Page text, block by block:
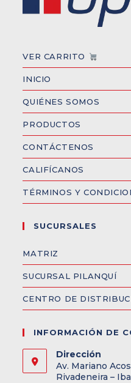
VER CARRITO
INICIO
QUIÉNES SOMOS
PRODUCTOS
CONTÁCTENOS
CALIFÍCANOS
TÉRMINOS Y
SUCURSALES
MATRIZ
SUCURSAL PILANQUÍ
CENTRO DE
INFORMACIÓN DE
Dirección
Av. Mariano
Rivadeneira –